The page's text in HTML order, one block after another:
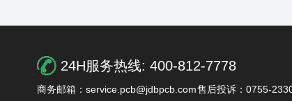
24H服务热线: 400-812-7778
商务邮箱：service.pcb@jdbpcb.com售后投诉：0755-